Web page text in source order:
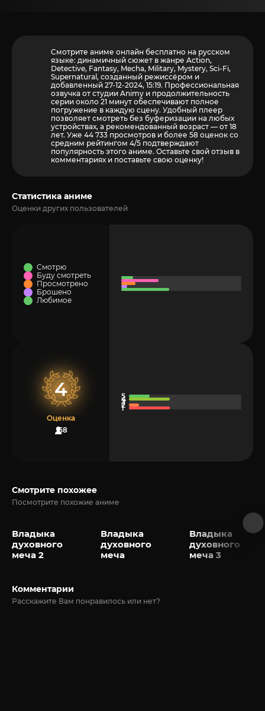
Смотрите аниме онлайн бесплатно на русском
языке: динамичный сюжет в жанре Action,
Detective, Fantasy, Mecha, Military, Mystery, Sci-Fi,
Supernatural, созданный режиссёром и
добавленный 27-12-2024, 15:19. Профессиональная
озвучка от студии Animy и продолжительность
серии около 21 минут обеспечивают полное
погружение в каждую сцену. Удобный плеер
позволяет смотреть без буферизации на любых
устройствах, а рекомендованный возраст — от 18
лет. Уже 44 733 просмотров и более 58 оценок со
средним рейтингом 4/5 подтверждают
популярность этого аниме. Оставьте свой отзыв в
комментариях и поставьте свою оценку!
Статистика аниме
Оценки других пользователей
Смотрю
Буду смотреть
Просмотрено
Брошено
Любимое
4
Оценка
58
Смотрите похожее
Посмотрите похожие аниме
Владыка
духовного
меча 2
Владыка
духовного
меча
Владыка
духовного
меча 3
Комментарии
Расскажите Вам понравилось или нет?